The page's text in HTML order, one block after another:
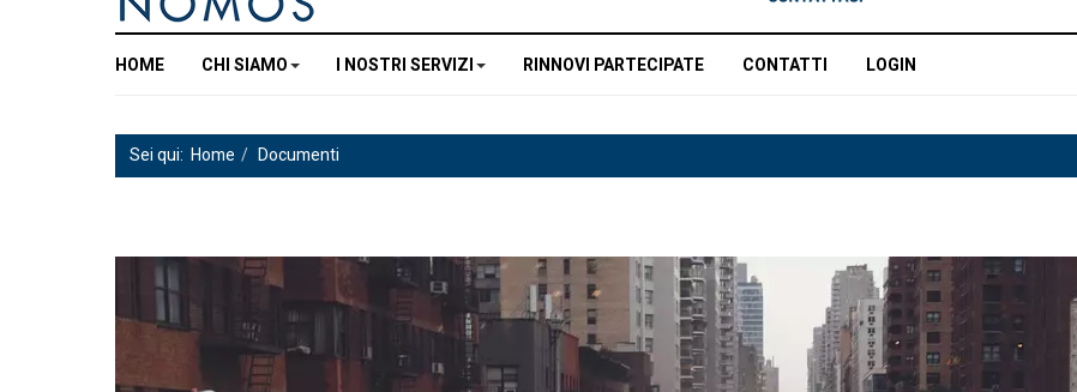
HOME CHI SIAMO I NOSTRI SERVIZI RINNOVI PARTECIPATE CONTATTI LOGIN
Sei qui: Home Documenti